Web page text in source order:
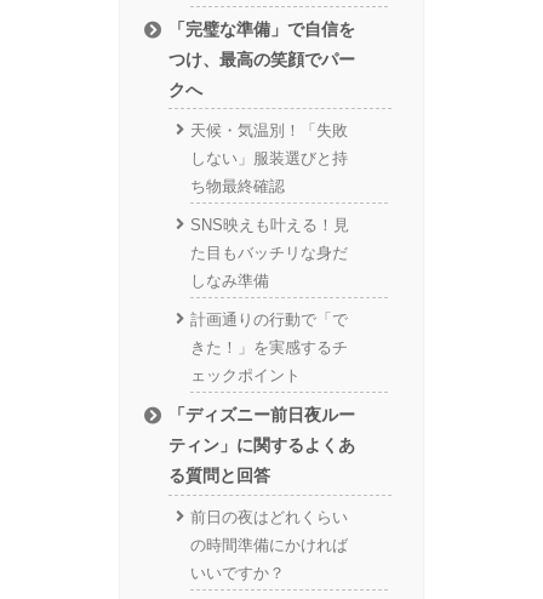
「完璧な準備」で自信を
つけ、最高の笑顔でパー
クへ
天候・気温別！「失敗
しない」服装選びと持
ち物最終確認
SNS映えも叶える！見
た目もバッチリな身だ
しなみ準備
計画通りの行動で「で
きた！」を実感するチ
ェックポイント
「ディズニー前日夜ルー
ティン」に関するよくあ
る質問と回答
前日の夜はどれくらい
の時間準備にかければ
いいですか？